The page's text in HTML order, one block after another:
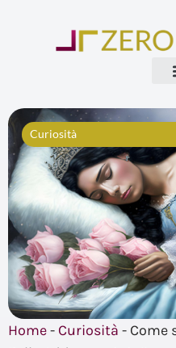
Curiosità
Home- Curiosità - Come